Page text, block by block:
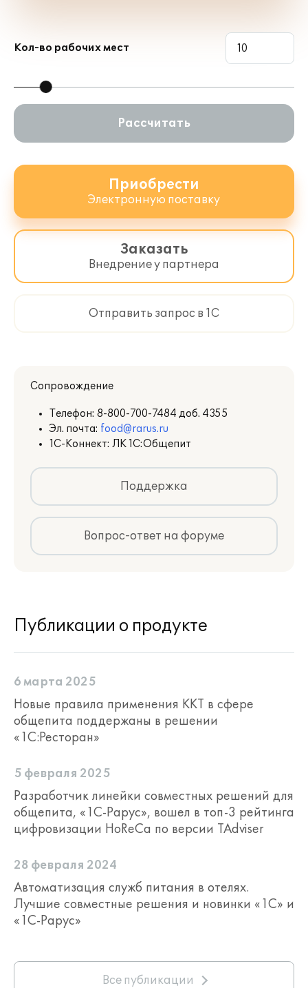
Рецептура с использованием
полуфабрикатов
Отражение производства блюд
характеристиками
Кол-во рабочих мест
Рассчитать
Приобрести
Электронную поставку
Заказать
Внедрение у партнера
Отправить запрос в 1С
Сопровождение
Телефон: 8-800-700-7484 доб. 4355
Эл. почта: food@rarus.ru
1С-Коннект: ЛК 1С:Общепит
Поддержка
Вопрос-ответ на форуме
Публикации о продукте
6 марта 2025
Новые правила применения ККТ в сфере
общепита поддержаны в решении
«1С:Ресторан»
5 февраля 2025
Разработчик линейки совместных решений для
общепита, «1С-Рарус», вошел в топ‑3 рейтинга
цифровизации HoReCa по версии TAdviser
28 февраля 2024
Автоматизация служб питания в отелях.
Лучшие совместные решения и новинки «1С» и
«1С-Рарус»
Все публикации